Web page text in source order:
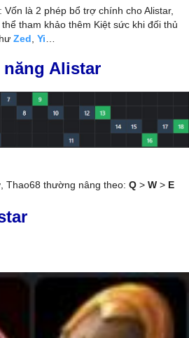
là 2 phép bổ trợ chính cho Alistar,
tham khảo thêm Kiệt sức khi đối thủ
Zed Yi
Alistar
Thao68 thường nâng theo: Q > W > E